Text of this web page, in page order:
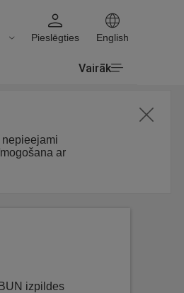
Pieslēgties English
Vairāk
ar
izpildes